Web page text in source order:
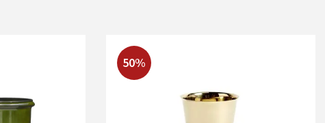
50%